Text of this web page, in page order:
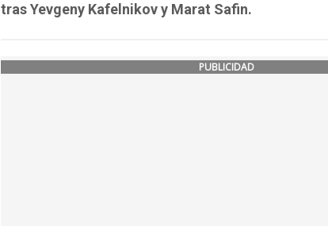
tras Yevgeny Kafelnikov y Marat Safin.
PUBLICIDAD